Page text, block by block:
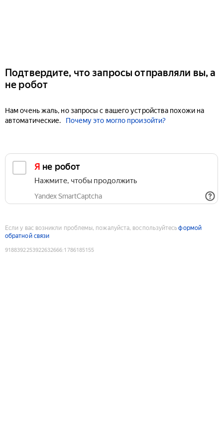
Подтвердите, что запросы отправляли вы, а
не робот
Нам очень жаль, но запросы с вашего устройства похожи на
автоматические.
Почему это могло произойти?
Я не робот
Нажмите, чтобы продолжить
Yandex SmartCaptcha
Если у вас возникли проблемы, пожалуйста, воспользуйтесьформой
обратной связи
9188392253922632666:1786185155